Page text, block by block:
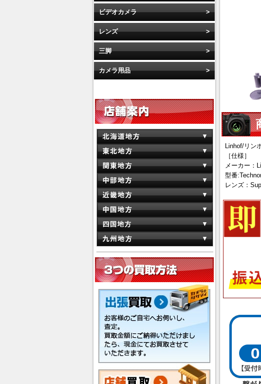
Linhof/リン
［仕様］
メーカー：
型番
レンズ：
ビデオカメラ
レンズ
三脚
カメラ用品